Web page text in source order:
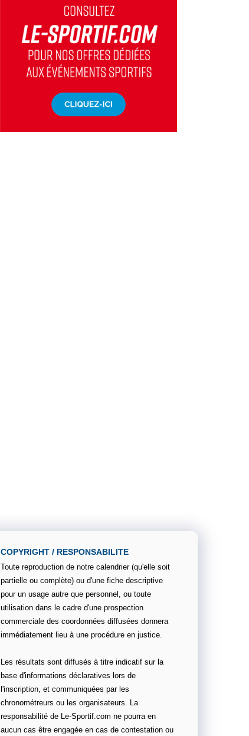
COPYRIGHT / RESPONSABILITE
Toute reproduction de notre calendrier (qu'elle soit
partielle ou complète) ou d'une fiche descriptive
pour un usage autre que personnel, ou toute
utilisation dans le cadre d'une prospection
commerciale des coordonnées diffusées donnera
immédiatement lieu à une procédure en justice.
Les résultats sont diffusés à titre indicatif sur la
base d'informations déclaratives lors de
l'inscription, et communiquées par les
chronométreurs ou les organisateurs. La
responsabilité de Le-Sportif.com ne pourra en
aucun cas être engagée en cas de contestation ou